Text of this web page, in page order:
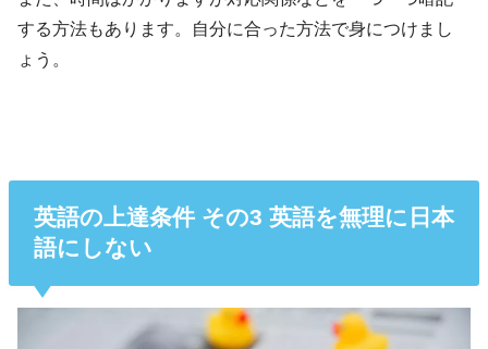
する方法もあります。自分に合った方法で身につけまし
ょう。
英語の上達条件 その3 英語を無理に日本
語にしない